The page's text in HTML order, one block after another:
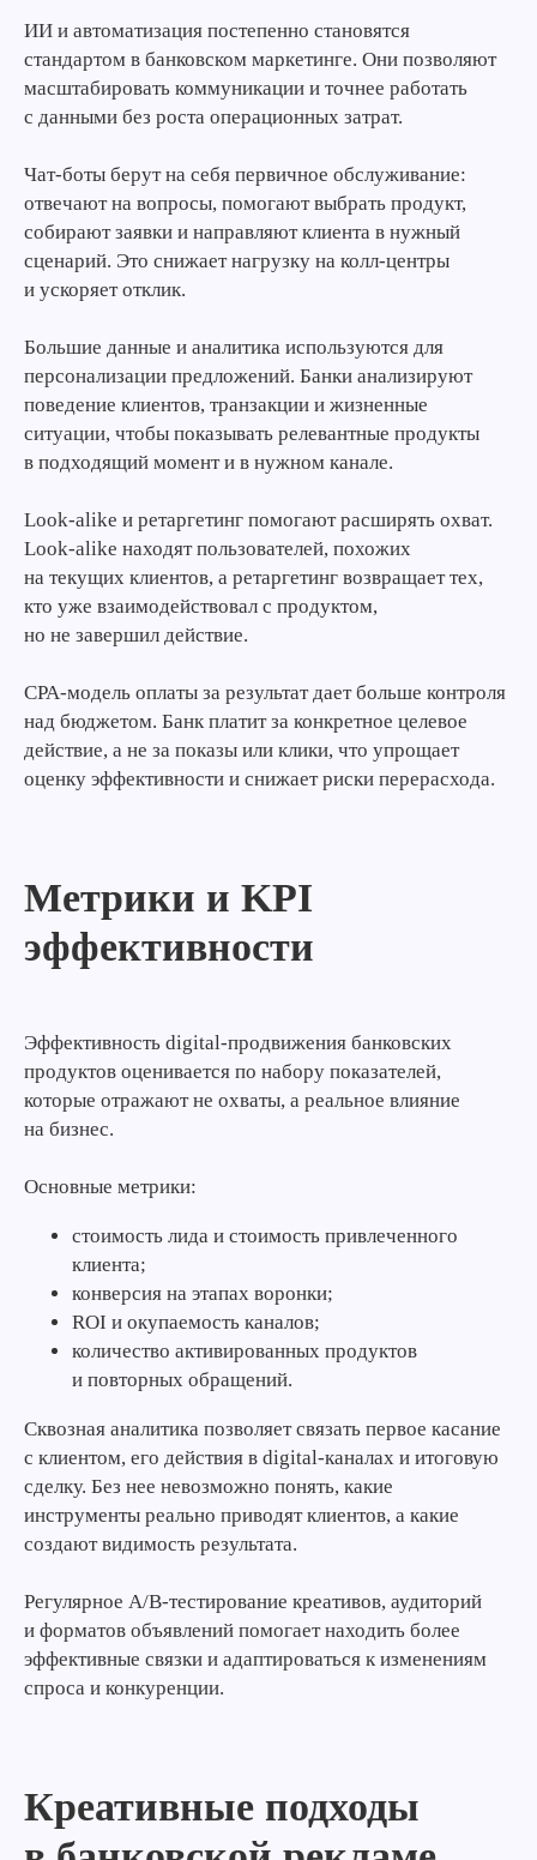
Подпишись на наш
Получай лучшие статьи,
кейсы и советы первым
ИИ и автоматизация постепенно становятся
стандартом в банковском маркетинге. Они позволяют
масштабировать коммуникации и точнее работать
с данными без роста операционных затрат.
Чат-боты берут на себя первичное обслуживание:
отвечают на вопросы, помогают выбрать продукт,
собирают заявки и направляют клиента в нужный
сценарий. Это снижает нагрузку на колл-центры
и ускоряет отклик.
Большие данные и аналитика используются для
персонализации предложений. Банки анализируют
поведение клиентов, транзакции и жизненные
ситуации, чтобы показывать релевантные продукты
в подходящий момент и в нужном канале.
Look-alike и ретаргетинг помогают расширять охват.
Look-alike находят пользователей, похожих
на текущих клиентов, а ретаргетинг возвращает тех,
кто уже взаимодействовал с продуктом,
но не завершил действие.
CPA-модель оплаты за результат дает больше контроля
над бюджетом. Банк платит за конкретное целевое
действие, а не за показы или клики, что упрощает
оценку эффективности и снижает риски перерасхода.
Метрики и KPI
эффективности
Эффективность digital-продвижения банковских
продуктов оценивается по набору показателей,
которые отражают не охваты, а реальное влияние
на бизнес.
Основные метрики:
стоимость лида и стоимость привлеченного
клиента;
конверсия на этапах воронки;
ROI и окупаемость каналов;
количество активированных продуктов
и повторных обращений.
Сквозная аналитика позволяет связать первое касание
с клиентом, его действия в digital-каналах и итоговую
сделку. Без нее невозможно понять, какие
инструменты реально приводят клиентов, а какие
создают видимость результата.
Регулярное A/B-тестирование креативов, аудиторий
и форматов объявлений помогает находить более
эффективные связки и адаптироваться к изменениям
спроса и конкуренции.
Креативные подходы